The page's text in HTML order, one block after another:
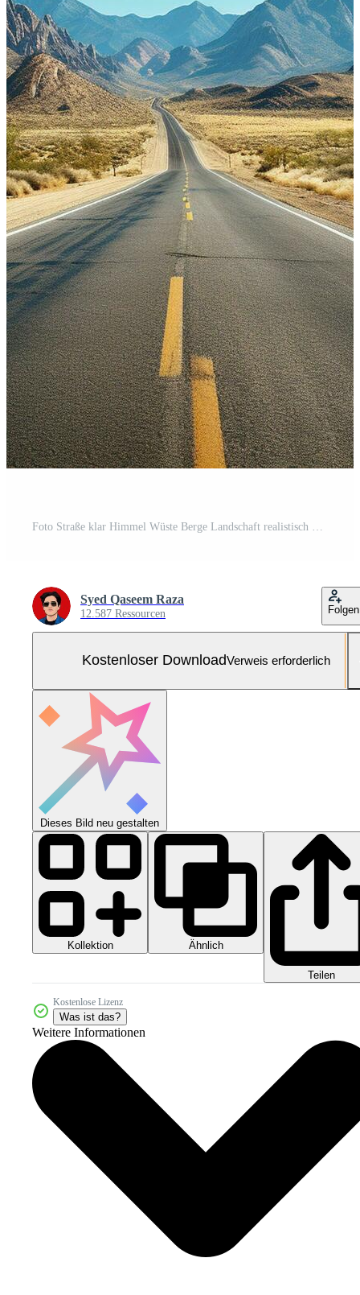
Syed Qaseem Raza
12.587 Ressourcen Folgen
Kostenloser DownloadVerweis erforderlich
Dieses Bild neu gestalten
Kollektion Ähnlich
Teilen
Kostenlose Lizenz
Was ist das?
Weitere Informationen